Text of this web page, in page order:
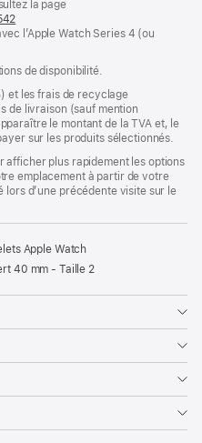
la page
dans
nouvelle
fenêtre)
l’Apple Watch Series 4 (ou
de disponibilité.
et les frais de recyclage
de livraison (sauf mention
le montant de la TVA et, le
sur les produits sélectionnés.
afficher plus rapidement les options
emplacement à partir de votre
lors d’une précédente visite sur le
Apple Watch
40 mm - Taille 2